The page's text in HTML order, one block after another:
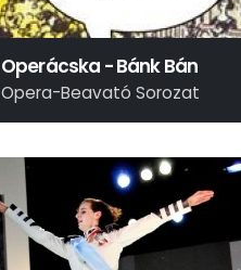
Operácska - Bánk Bán
Opera-Beavató Sorozat
Erkel Ferenc